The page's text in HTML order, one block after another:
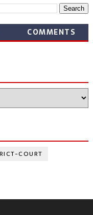
COMMENTS
COURT